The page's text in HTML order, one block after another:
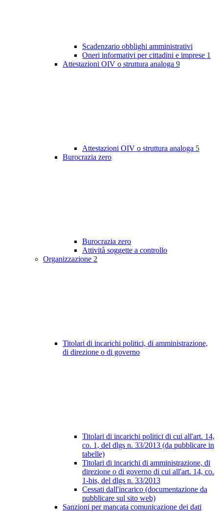
Scadenzario obblighi amministrativi
Oneri informativi per cittadini e imprese 1
Attestazioni OIV o struttura analoga 9
Attestazioni OIV o struttura analoga 5
Burocrazia zero
Burocrazia zero
Attività soggette a controllo
Organizzazione 2
Titolari di incarichi politici, di amministrazione,
di direzione o di governo
Titolari di incarichi politici di cui all'art. 14,
co. 1, del dlgs n. 33/2013 (da pubblicare in
tabelle)
Titolari di incarichi di amministrazione, di
direzione o di governo di cui all'art. 14, co.
1-bis, del dlgs n. 33/2013
Cessati dall'incarico (documentazione da
pubblicare sul sito web)
Sanzioni per mancata comunicazione dei dati